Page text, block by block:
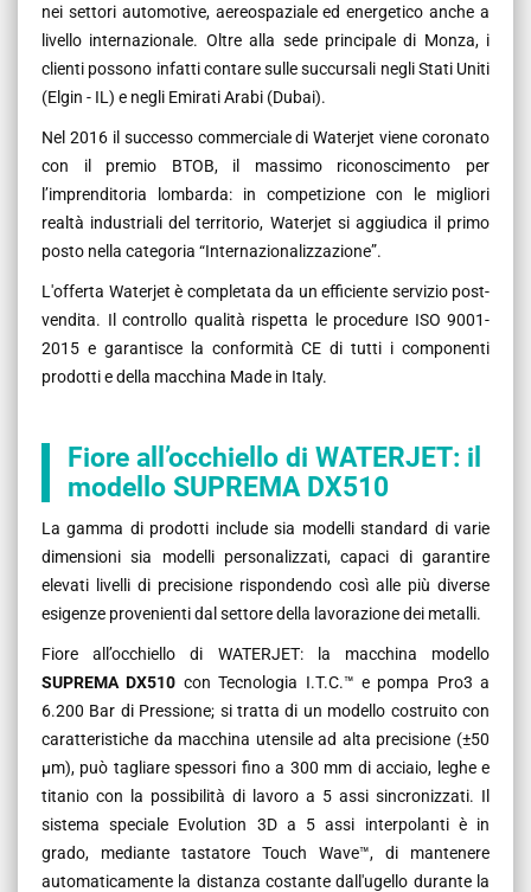
nei settori automotive, aereospaziale ed energetico anche a
livello internazionale. Oltre alla sede principale di Monza, i
clienti possono infatti contare sulle succursali negli Stati Uniti
(Elgin - IL) e negli Emirati Arabi (Dubai).
Nel 2016 il successo commerciale di Waterjet viene coronato
con il premio BTOB, il massimo riconoscimento per
l’imprenditoria lombarda: in competizione con le migliori
realtà industriali del territorio, Waterjet si aggiudica il primo
posto nella categoria “Internazionalizzazione”.
L'offerta Waterjet è completata da un efficiente servizio post-
vendita. Il controllo qualità rispetta le procedure ISO 9001-
2015 e garantisce la conformità CE di tutti i componenti
prodotti e della macchina Made in Italy.
Fiore all’occhiello di WATERJET: il
modello SUPREMA DX510
La gamma di prodotti include sia modelli standard di varie
dimensioni sia modelli personalizzati, capaci di garantire
elevati livelli di precisione rispondendo così alle più diverse
esigenze provenienti dal settore della lavorazione dei metalli.
Fiore all’occhiello di WATERJET: la macchina modello
SUPREMA DX510 con Tecnologia I.T.C.™ e pompa Pro3 a
6.200 Bar di Pressione; si tratta di un modello costruito con
caratteristiche da macchina utensile ad alta precisione (±50
µm), può tagliare spessori fino a 300 mm di acciaio, leghe e
titanio con la possibilità di lavoro a 5 assi sincronizzati. Il
sistema speciale Evolution 3D a 5 assi interpolanti è in
grado, mediante tastatore Touch Wave™, di mantenere
automaticamente la distanza costante dall'ugello durante la